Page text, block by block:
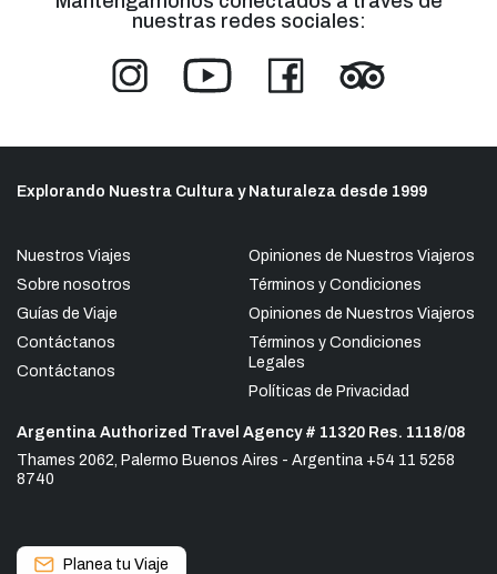
nuestras redes sociales:
Explorando Nuestra Cultura y Naturaleza desde 1999
Nuestros Viajes
Sobre nosotros
Guías de Viaje
Contáctanos
Contáctanos
Opiniones de Nuestros Viajeros
Términos y Condiciones
Opiniones de Nuestros Viajeros
Términos y Condiciones
Legales
Políticas de Privacidad
Argentina Authorized Travel Agency # 11320 Res. 1118/08
Thames 2062, Palermo Buenos Aires - Argentina +54 11 5258
8740
Planea tu Viaje